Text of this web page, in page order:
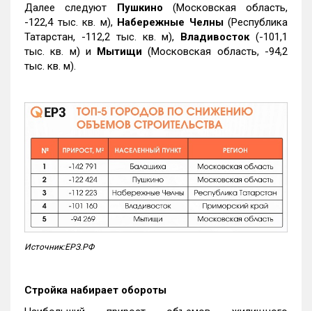
Далее следуют Пушкино (Московская область,
-122,4 тыс. кв. м), Набережные Челны(Республика
Татарстан, -112,2 тыс. кв. м), Владивосток(-101,1
тыс. кв. м) и Мытищи (Московская область, -94,2
тыс. кв. м).
Источник:ЕРЗ.РФ
Стройка набирает обороты